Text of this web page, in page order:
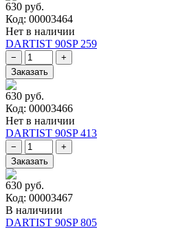
630 руб.
Код: 00003464
Нет в наличии
DARTIST 90SP 259
630 руб.
Код: 00003466
Нет в наличии
DARTIST 90SP 413
630 руб.
Код: 00003467
В наличиии
DARTIST 90SP 805